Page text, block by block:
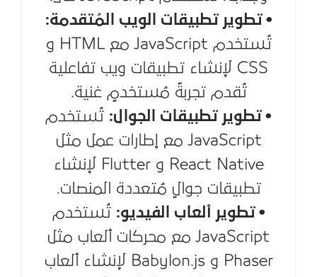
• تطوير تطبيقات الويب المُتقدمة:
تُستخدم JavaScript مع HTML و
CSS لإنشاء تطبيقات ويب تفاعلية
تُقدم تجربةً مُستخدمٍ غنية.
• تطوير تطبيقات الجوال: تُستخدم
JavaScript مع إطارات عمل مثل
React Native و Flutter لإنشاء
تطبيقات جوالٍ مُتعددة المنصات.
• تطوير ألعاب الفيديو: تُستخدم
JavaScript مع محركات ألعاب مثل
Phaser و Babylon.js لإنشاء ألعاب